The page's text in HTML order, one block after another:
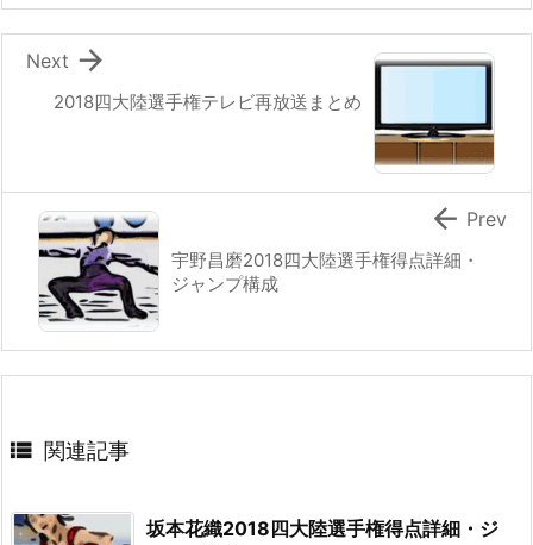
2018四大陸選手権テレビ再放送まとめ

Next
宇野昌磨2018四大陸選手権得点詳細・
ジャンプ構成
 Prev
 関連記事
坂本花織2018四大陸選手権得点詳細・ジ